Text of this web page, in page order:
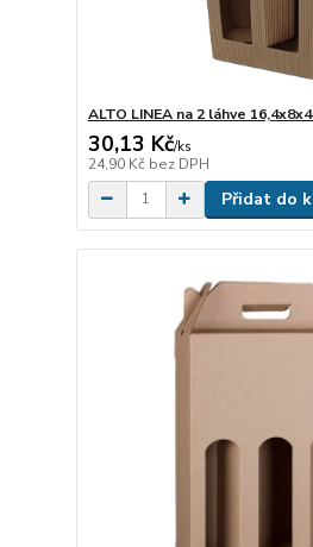
ALTO LINEA na 2 láhve
30,13 Kč/ks
24,90 Kč bez DPH
Přidat do